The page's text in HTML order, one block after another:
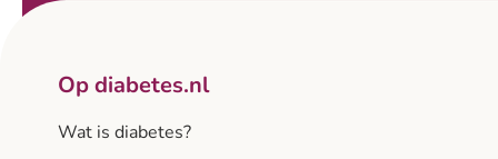
Op diabetes.nl
Wat is diabetes?